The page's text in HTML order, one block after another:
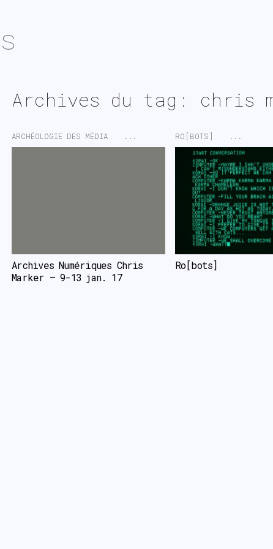
Archives du tag: chris
ARCHÉOLOGIE DES MÉDIA
Archives Numériques Chris
Marker – 9-13 jan. 17
RO[BOTS]
Ro[bots]